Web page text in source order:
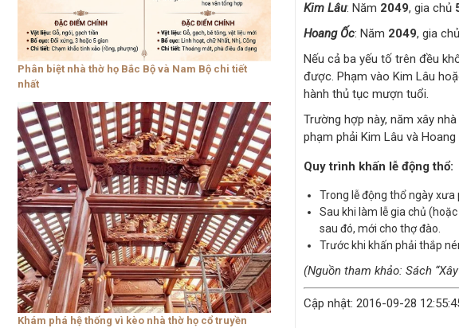
Kim Lâu: Năm 2049, gia chủ
Hoang Ốc: Năm 2049, gia chủ
Nếu cả ba yếu tố trên đều
được. Phạm vào Kim Lâu
hành thủ tục mượn tuổi.
Trường hợp này, năm xây
phạm phải Kim Lâu và Hoang
Quy trình khấn lễ động thổ:
Trong lễ động thổ ngày xưa
Sau khi làm lễ gia chủ
sau đó, mới cho thợ đào.
Trước khi khấn phải thắp
(Nguồn tham khảo: Sách
Cập nhật: 2016-09-28
Phân biệt nhà thờ họ Bắc Bộ và Nam Bộ chi tiết
nhất
Khám phá hệ thống vì kèo nhà thờ họ cổ truyền